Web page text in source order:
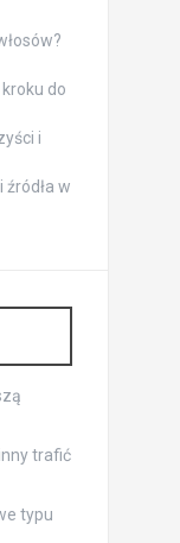
do
i
w
trafić
typu